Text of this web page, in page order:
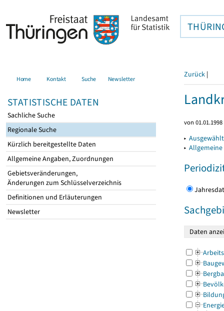
Home Kontakt Suche Newsletter
STATISTISCHE DATEN
Sachliche Suche
Regionale Suche
Kürzlich bereitgestellte Daten
Allgemeine Angaben, Zuordnungen
Gebietsveränderungen,
Änderungen zum Schlüsselverzeichnis
Definitionen und Erläuterungen
Newsletter
Zurück |
von
▸
▸